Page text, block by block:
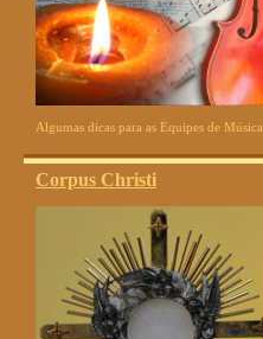
Algumas dicas para as Equipes de Música
Corpus Christi